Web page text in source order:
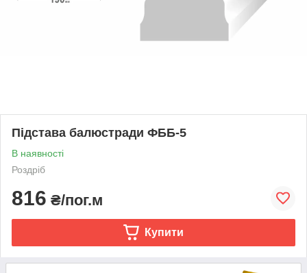
Підстава балюстради ФББ-5
В наявності
Роздріб
816 ₴/пог.м
Купити